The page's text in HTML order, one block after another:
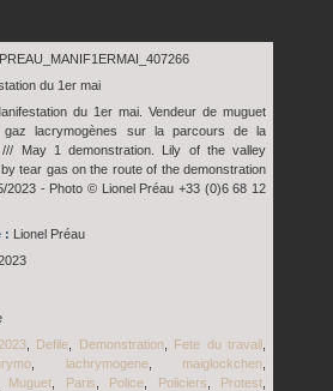
du 1er mai
du 1er mai. Vendeur de muguet
lacrymogènes sur la parcours de la
/// May 1 demonstration. Lily of the valley
tear gas on the route of the demonstration
2023 - Photo © Lionel Préau +33 (0)6 68 12
: Lionel Préau
2023, Defile Demonstration, Fete du travail
lachrymogene, maiglockchen
Muguet Paris Police Policiers Protest